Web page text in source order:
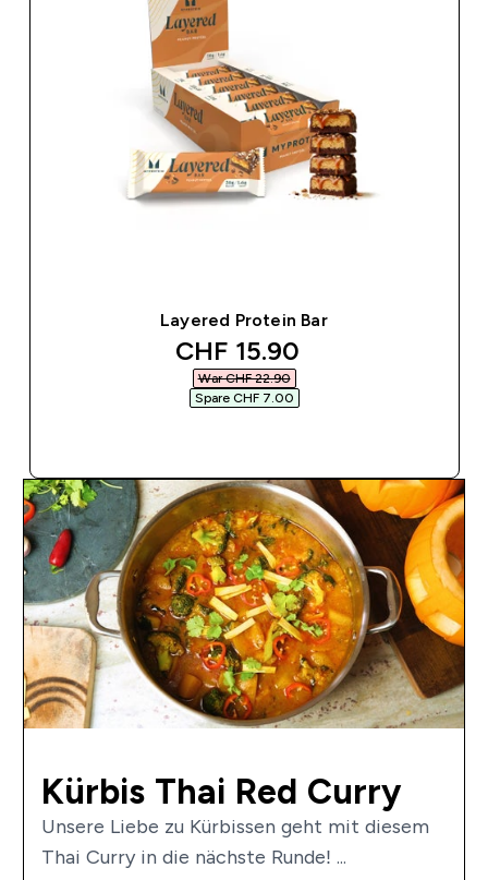
Layered Protein Bar
discounted price
CHF 15.90‎
War CHF 22.90‎
Spare CHF 7.00‎
Kürbis Thai Red Curry
Unsere Liebe zu Kürbissen geht mit diesem
Thai Curry in die nächste Runde! ...